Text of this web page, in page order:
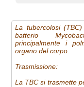
La tubercolosi
batterio
principalmente i
organo del corpo.
Trasmissione:
La TBC si trasmette